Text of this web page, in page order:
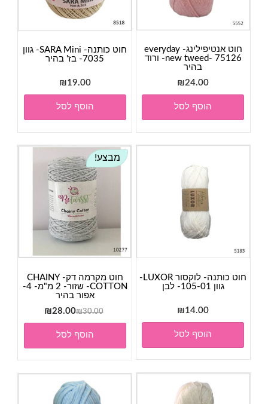
חוט אנטיפילינג- everyday
new tweed- 75126- ורוד
בהיר
₪24.00
הוסף לסל
חוט כותנה- SARA Mini- גוון
7035- בז' בהיר
₪19.00
הוסף לסל
חוט כותנה- לוקסור LUXOR-
גוון 105-01- לבן
₪14.00
הוסף לסל
מבצע!
חוט מקרמה דק- CHAINY
COTTON- שזור- 2 מ"מ- 4-
אפור בהיר
₪30.00
המחיר
המקורי
היה:
₪30.00.
₪28.00
הנוכחי
₪28.00.
הוסף לסל